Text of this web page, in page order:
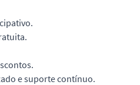
e suporte contínuo.